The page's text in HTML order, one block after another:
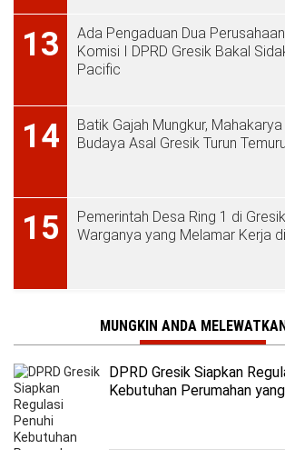
13
Ada Pengaduan Dua
Komisi I DPRD Gresik Bakal
Pacific
14
Batik Gajah Mungkur,
Budaya Asal Gresik Turun
15
Pemerintah Desa Ring 1 di
Warganya yang Melamar Kerja di
MUNGKIN ANDA
DPRD Gresik Siapkan
Kebutuhan Perumahan